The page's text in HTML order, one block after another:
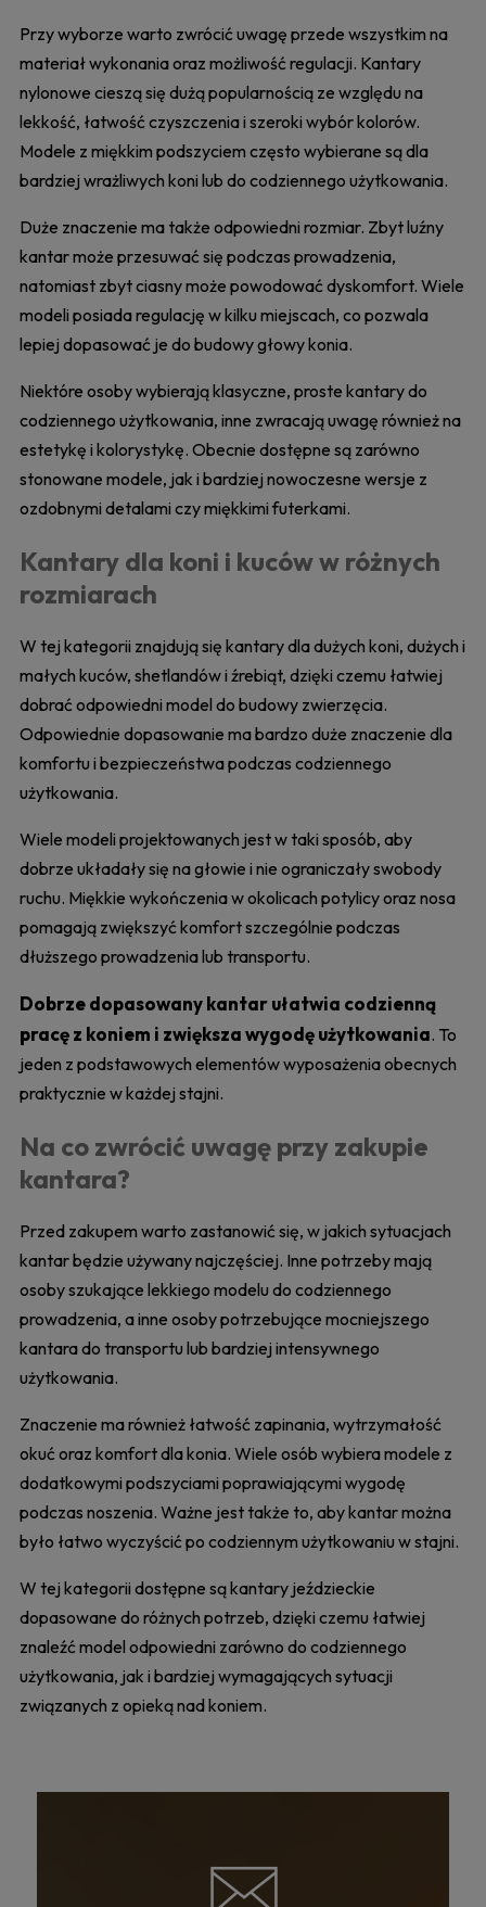
Przy wyborze warto zwrócić uwagę przede wszystkim na
materiał wykonania oraz możliwość regulacji. Kantary
nylonowe cieszą się dużą popularnością ze względu na
lekkość, łatwość czyszczenia i szeroki wybór kolorów.
Modele z miękkim podszyciem często wybierane są dla
bardziej wrażliwych koni lub do codziennego użytkowania.
Duże znaczenie ma także odpowiedni rozmiar. Zbyt luźny
kantar może przesuwać się podczas prowadzenia,
natomiast zbyt ciasny może powodować dyskomfort. Wiele
modeli posiada regulację w kilku miejscach, co pozwala
lepiej dopasować je do budowy głowy konia.
Niektóre osoby wybierają klasyczne, proste kantary do
codziennego użytkowania, inne zwracają uwagę również na
estetykę i kolorystykę. Obecnie dostępne są zarówno
stonowane modele, jak i bardziej nowoczesne wersje z
ozdobnymi detalami czy miękkimi futerkami.
Kantary dla koni i kuców w różnych
rozmiarach
W tej kategorii znajdują się kantary dla dużych koni, dużych i
małych kuców, shetlandów i źrebiąt, dzięki czemu łatwiej
dobrać odpowiedni model do budowy zwierzęcia.
Odpowiednie dopasowanie ma bardzo duże znaczenie dla
komfortu i bezpieczeństwa podczas codziennego
użytkowania.
Wiele modeli projektowanych jest w taki sposób, aby
dobrze układały się na głowie i nie ograniczały swobody
ruchu. Miękkie wykończenia w okolicach potylicy oraz nosa
pomagają zwiększyć komfort szczególnie podczas
dłuższego prowadzenia lub transportu.
Dobrze dopasowany kantar ułatwia codzienną
pracę z koniem i zwiększa wygodę użytkowania. To
jeden z podstawowych elementów wyposażenia obecnych
praktycznie w każdej stajni.
Na co zwrócić uwagę przy zakupie
kantara?
Przed zakupem warto zastanowić się, w jakich sytuacjach
kantar będzie używany najczęściej. Inne potrzeby mają
osoby szukające lekkiego modelu do codziennego
prowadzenia, a inne osoby potrzebujące mocniejszego
kantara do transportu lub bardziej intensywnego
użytkowania.
Znaczenie ma również łatwość zapinania, wytrzymałość
okuć oraz komfort dla konia. Wiele osób wybiera modele z
dodatkowymi podszyciami poprawiającymi wygodę
podczas noszenia. Ważne jest także to, aby kantar można
było łatwo wyczyścić po codziennym użytkowaniu w stajni.
W tej kategorii dostępne są kantary jeździeckie
dopasowane do różnych potrzeb, dzięki czemu łatwiej
znaleźć model odpowiedni zarówno do codziennego
użytkowania, jak i bardziej wymagających sytuacji
związanych z opieką nad koniem.